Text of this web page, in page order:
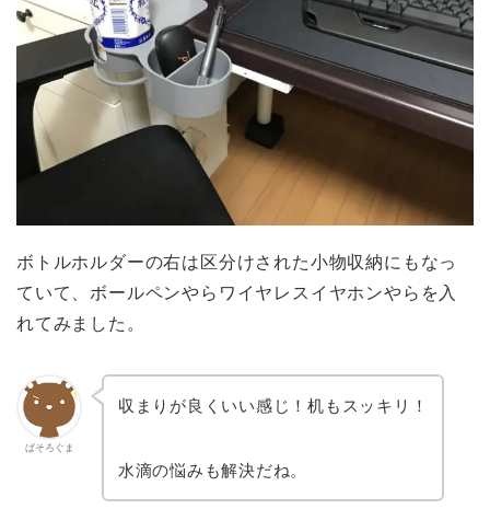
ボトルホルダーの右は区分けされた小物収納にもなっ
ていて、ボールペンやらワイヤレスイヤホンやらを入
れてみました。
ぱそろぐま
収まりが良くいい感じ！机もスッキリ！
水滴の悩みも解決だね。